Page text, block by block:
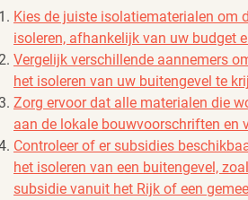
Kies de juiste isolatiematerialen om
isoleren, afhankelijk van uw budget
Vergelijk verschillende aannemers
het isoleren van uw buitengevel te
Zorg ervoor dat alle materialen die
aan de lokale bouwvoorschriften en
Controleer of er subsidies
het isoleren van een buitengevel,
subsidie vanuit het Rijk of een